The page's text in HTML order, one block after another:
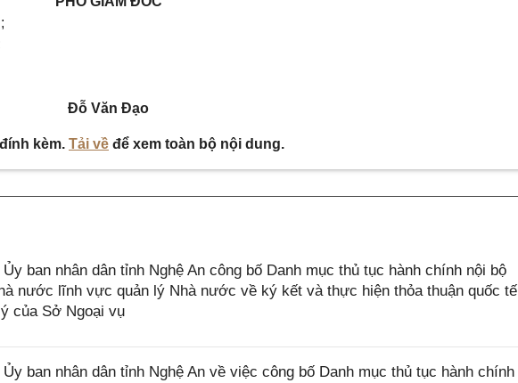
Đỗ Văn Đạo
kèm. Tải về để xem toàn bộ nội dung.
ban nhân dân tỉnh Nghệ An công bố Danh mục thủ tục hành chính nội bộ
nước lĩnh vực quản lý Nhà nước về ký kết và thực hiện thỏa thuận quốc tế
của Sở Ngoại vụ
ban nhân dân tỉnh Nghệ An về việc công bố Danh mục thủ tục hành chính